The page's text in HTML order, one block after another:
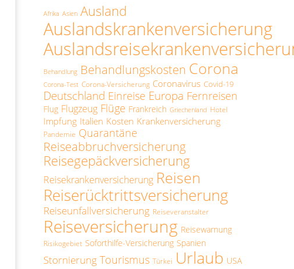
Afrika Asien Ausland
Auslandskrankenversicherung
Behandlung Behandlungskosten Corona
Corona-Test Corona-Versicherung Coronavirus Covid-19
Deutschland Einreise Europa Fernreisen
Flug Flugzeug Flüge Frankreich Griechenland Hotel
Impfung Italien Kosten Krankenversicherung
Pandemie Quarantäne
Reiseabbruchversicherung
Reisegepäckversicherung
Reisekrankenversicherung Reisen
Reiserücktrittsversicherung
Reiseunfallversicherung Reiseveranstalter
Reiseversicherung Reisewarnung
Risikogebiet Soforthilfe-Versicherung Spanien
Stornierung Tourismus Türkei Urlaub USA